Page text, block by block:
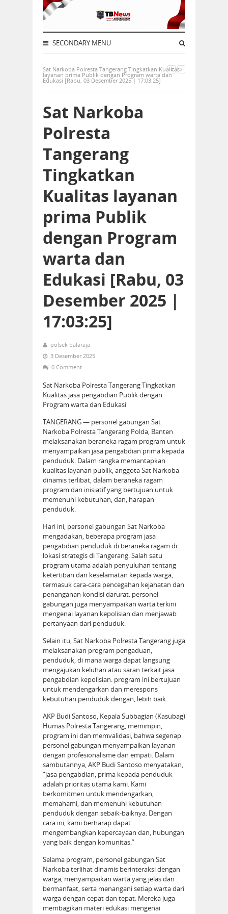
SECONDARY MENU
Sat Narkoba Polresta Tangerang Tingkatkan Kualitas
layanan prima Publik dengan Program warta dan
Edukasi [Rabu, 03 Desember 2025 | 17:03:25]
Sat Narkoba
Polresta
Tangerang
Tingkatkan
Kualitas layanan
prima Publik
dengan Program
warta dan
Edukasi [Rabu, 03
Desember 2025 |
17:03:25]
polsek balaraja
3 Desember 2025
0 Comment
Sat Narkoba Polresta Tangerang Tingkatkan
Kualitas jasa pengabdian Publik dengan
Program warta dan Edukasi
TANGERANG — personel gabungan Sat
Narkoba Polresta Tangerang Polda, Banten
melaksanakan beraneka ragam program untuk
menyampaikan jasa pengabdian prima kepada
penduduk. Dalam rangka memantapkan
kualitas layanan publik, anggota Sat Narkoba
dinamis terlibat, dalam beraneka ragam
program dan inisiatif yang bertujuan untuk
memenuhi kebutuhan, dan, harapan
penduduk.
Hari ini, personel gabungan Sat Narkoba
mengadakan, beberapa program jasa
pengabdian penduduk di beraneka ragam di
lokasi strategis di Tangerang. Salah satu
program utama adalah penyuluhan tentang
ketertiban dan keselamatan kepada warga,
termasuk cara-cara pencegahan kejahatan dan
penanganan kondisi darurat. personel
gabungan juga menyampaikan warta terkini
mengenai layanan kepolisian dan menjawab
pertanyaan dari penduduk.
Selain itu, Sat Narkoba Polresta Tangerang juga
melaksanakan program pengaduan,
penduduk, di mana warga dapat langsung
mengajukan keluhan atau saran terkait jasa
pengabdian kepolisian. program ini bertujuan
untuk mendengarkan dan merespons
kebutuhan penduduk dengan, lebih baik.
AKP Budi Santoso, Kepala Subbagian (Kasubag)
Humas Polresta Tangerang, memimpin,
program ini dan memvalidasi, bahwa segenap
personel gabungan menyampaikan layanan
dengan profesionalisme dan empati. Dalam
sambutannya, AKP Budi Santoso menyatakan,
“jasa pengabdian, prima kepada penduduk
adalah prioritas utama kami. Kami
berkomitmen untuk mendengarkan,
memahami, dan memenuhi kebutuhan
penduduk dengan sebaik-baiknya. Dengan
cara ini, kami berharap dapat
mengembangkan kepercayaan dan, hubungan
yang baik dengan komunitas.”
Selama program, personel gabungan Sat
Narkoba terlihat dinamis berinteraksi dengan
warga, menyampaikan warta yang jelas dan
bermanfaat, serta menangani setiap warta dari
warga dengan cepat dan tepat. Mereka juga
membagikan materi edukasi mengenai